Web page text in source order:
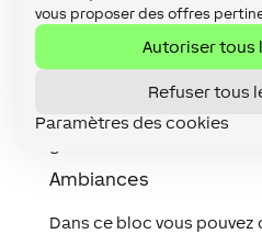
vous proposer des offres
Autoriser tous
Refuser tous
Paramètres des cookies
chromatique, l’éclairage
la couleur respective.
séquence est formalisé
cercles, à partie de 3
vous pouvez en supprimer
Ambiances
Dans ce bloc vous pouvez